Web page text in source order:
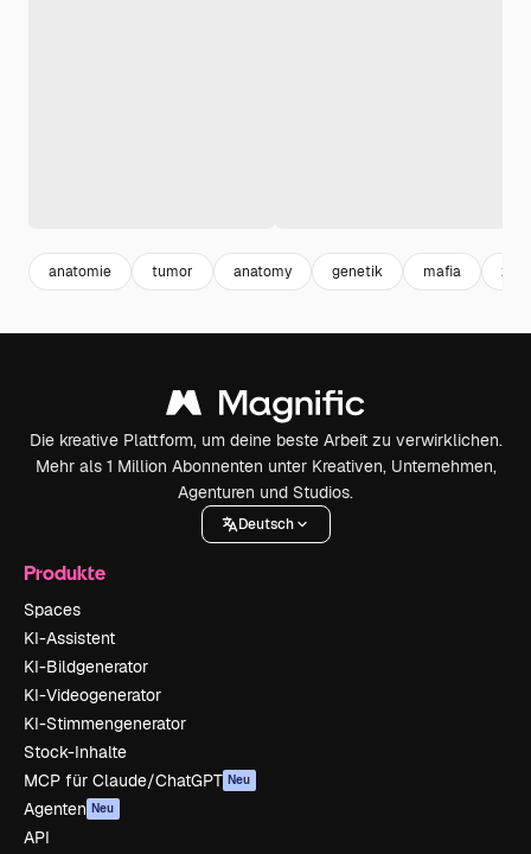
anatomie tumor anatomy genetik mafia zelle
Die kreative Plattform, um deine beste Arbeit zu verwirklichen.
Mehr als 1 Million Abonnenten unter Kreativen, Unternehmen,
Agenturen und Studios.
Deutsch
Produkte
Spaces
KI-Assistent
KI-Bildgenerator
KI-Videogenerator
KI-Stimmengenerator
Stock-Inhalte
MCP für Claude/ChatGPT Neu
Agenten Neu
API